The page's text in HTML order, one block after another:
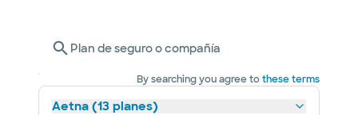
Plan de seguro o compañía
By searching you agree tothese terms
Aetna (13 planes)